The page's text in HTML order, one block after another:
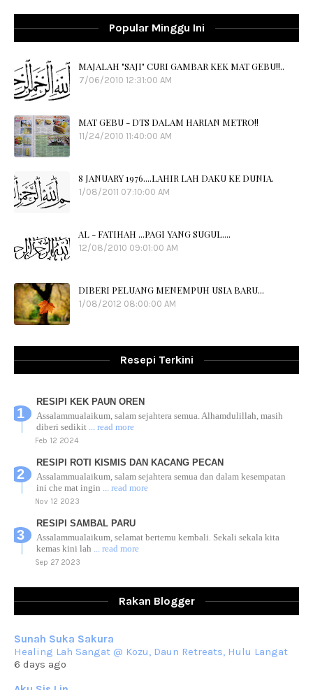
Popular Minggu Ini
MAJALAH "SAJI" CURI GAMBAR KEK MAT GEBU!!..
7/06/2010 12:31:00 AM
MAT GEBU - DTS DALAM HARIAN METRO!!
11/24/2010 11:40:00 AM
8 JANUARY 1976....LAHIR LAH DAKU KE DUNIA.
1/08/2011 07:10:00 AM
AL - FATIHAH ...PAGI YANG SUGUL....
12/08/2010 09:01:00 AM
DIBERI PELUANG MENEMPUH USIA BARU...
1/08/2012 08:00:00 AM
Resepi Terkini
RESIPI KEK PAUN OREN
Assalammualaikum, salam sejahtera semua. Alhamdulillah, masih
diberi sedikit ... read more
Feb 12 2024
RESIPI ROTI KISMIS DAN KACANG PECAN
Assalammualaikum, salam sejahtera semua dan dalam kesempatan
ini che mat ingin ... read more
Nov 12 2023
RESIPI SAMBAL PARU
Assalammualaikum, selamat bertemu kembali. Sekali sekala kita
kemas kini lah ... read more
Sep 27 2023
Assalammualaikum, salam sejahtera dan salam rindu untuk semua.
RESIPI KUIH KASWI KELEDEK UNGU
Assalammualaikum, salam semua. Masih belum terlambat untuk che
mat ucapkan
Jun 30 2023
Rakan Blogger
Sunah Suka Sakura
Healing Lah Sangat @ Kozu, Daun Retreats, Hulu Langat
6 days ago